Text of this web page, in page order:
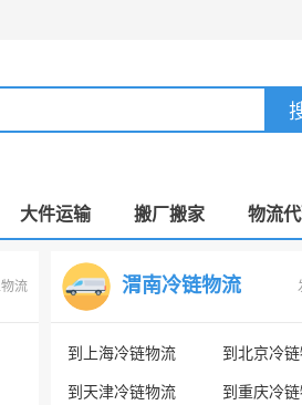
大件运输 搬厂搬家 物流
流 渭南冷链物流
到上海冷链物流 到北京冷
到天津冷链物流 到重庆冷